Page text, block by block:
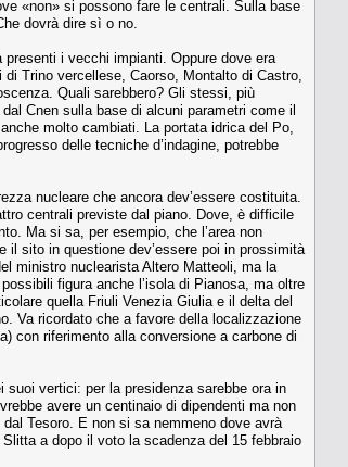
«non» si possono fare le centrali. Sulla base
dovrà dire sì o no.
i vecchi impianti. Oppure dove era
Trino vercellese, Caorso, Montalto di Castro,
Quali sarebbero? Gli stessi, più
Cnen sulla base di alcuni parametri come il
molto cambiati. La portata idrica del Po,
delle tecniche d’indagi­ne, potrebbe
nucleare che ancora dev’essere costitui­ta.
centrali previste dal piano. Dove, è dif­ficile
Ma si sa, per esempio, che l’area non
il sito in questione dev’essere poi in prossimi­tà
ministro nuclearista Altero Matteoli, ma la
figura anche l’isola di Pianosa, ma ol­tre
quella Friuli Venezia Giulia e il del­ta del
Va ricordato che a favore della localizza­zione
con riferimento alla conversione a carbone di
suoi vertici: per la presidenza sarebbe ora in
avere un centinaio di dipendenti ma non
Tesoro. E non si sa nemmeno do­ve avrà
a dopo il voto la scadenza del 15 febbraio